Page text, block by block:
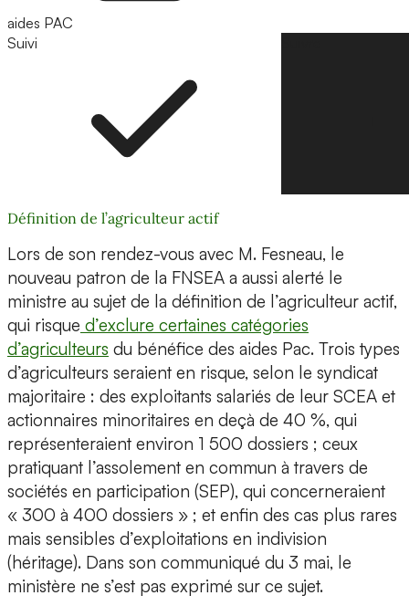
aides PAC
Suivi
Définition de l’agriculteur actif
Lors de son rendez-vous avec M. Fesneau, le
nouveau patron de la FNSEA a aussi alerté le
ministre au sujet de la définition de l’agriculteur actif,
qui risque d’exclure certaines catégories
d’agriculteurs du bénéfice des aides Pac. Trois types
d’agriculteurs seraient en risque, selon le syndicat
majoritaire : des exploitants salariés de leur SCEA et
actionnaires minoritaires en deçà de 40 %, qui
représenteraient environ 1 500 dossiers ; ceux
pratiquant l’assolement en commun à travers de
sociétés en participation (SEP), qui concerneraient
« 300 à 400 dossiers » ; et enfin des cas plus rares
mais sensibles d’exploitations en indivision
(héritage). Dans son communiqué du 3 mai, le
ministère ne s’est pas exprimé sur ce sujet.